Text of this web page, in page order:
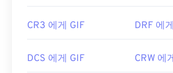
CR3 에게 GIF DRF 에
DCS 에게 GIF CRW 에